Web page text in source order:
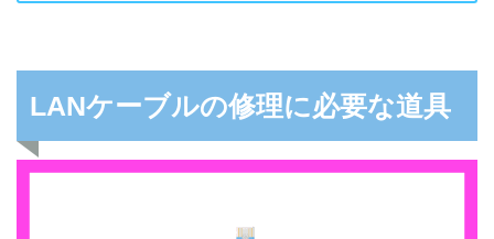
LANケーブルの修理に必要な道具